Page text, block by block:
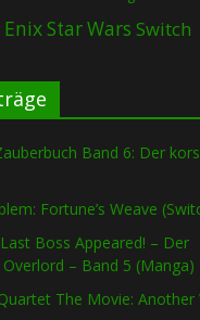
Star Wars Switch
Band 6: Der
Fortune’s Weave
Boss Appeared! – Der
– Band 5 (Manga)
The Movie: Another